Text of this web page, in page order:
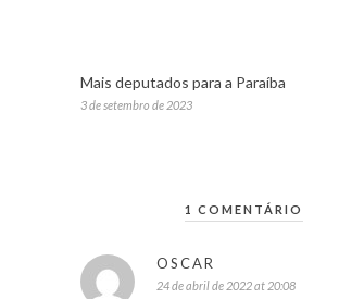
Mais deputados para a Paraíba
3 de setembro de 2023
1 COMENTÁRIO
OSCAR
24 de abril de 2022 at 20:08